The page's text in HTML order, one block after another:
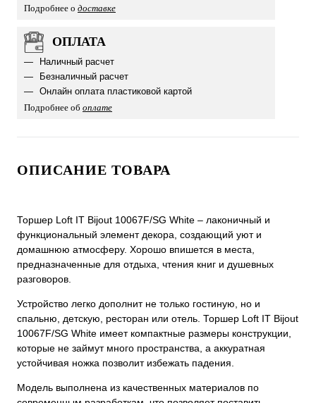
Подробнее о доставке
ОПЛАТА
Наличный расчет
Безналичный расчет
Онлайн оплата пластиковой картой
Подробнее об оплате
ОПИСАНИЕ ТОВАРА
Торшер Loft IT Bijout 10067F/SG White – лаконичный и
функциональный элемент декора, создающий уют и
домашнюю атмосферу. Хорошо впишется в места,
предназначенные для отдыха, чтения книг и душевных
разговоров.
Устройство легко дополнит не только гостиную, но и
спальню, детскую, ресторан или отель. Торшер Loft IT Bijout
10067F/SG White имеет компактные размеры конструкции,
которые не займут много пространства, а аккуратная
устойчивая ножка позволит избежать падения.
Модель выполнена из качественных материалов по